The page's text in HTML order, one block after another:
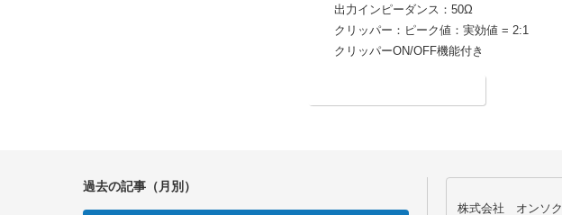
出力インピーダンス：50Ω
クリッパー：ピーク値：実効値 = 2:1
クリッパーON/OFF機能付き
過去の記事（月別）
株式会社 オンソク